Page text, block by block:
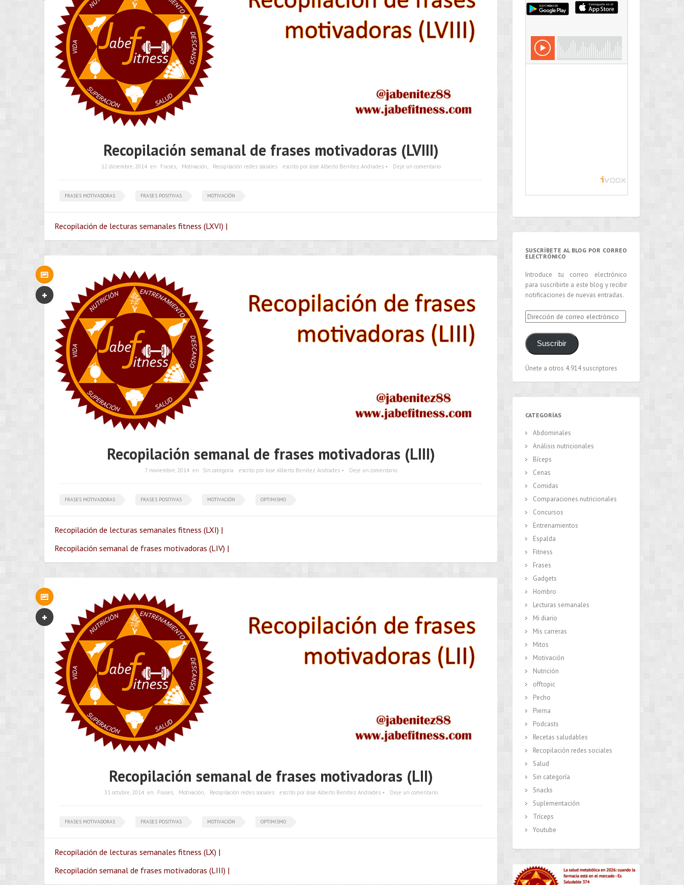
Recopilación semanal de frases motivadoras (LVIII)
12 diciembre, 2014 en Frases, Motivación, Recopilación redes sociales escrito por Jose Alberto Benítez Andrades • Deje un comentario
FRASES MOTIVADORAS FRASES POSITIVAS MOTIVACIÓN
Recopilación de lecturas semanales fitness (LXVI) |
Recopilación semanal de frases motivadoras (LIII)
7 noviembre, 2014 en Sin categoría escrito por Jose Alberto Benítez Andrades • Deje un comentario
FRASES MOTIVADORAS FRASES POSITIVAS MOTIVACIÓN OPTIMISMO
Recopilación de lecturas semanales fitness (LXI) |
Recopilación semanal de frases motivadoras (LIV) |
Recopilación semanal de frases motivadoras (LII)
31 octubre, 2014 en Frases, Motivación, Recopilación redes sociales escrito por Jose Alberto Benítez Andrades • Deje un comentario
FRASES MOTIVADORAS FRASES POSITIVAS MOTIVACIÓN OPTIMISMO
Recopilación de lecturas semanales fitness (LX) |
Recopilación semanal de frases motivadoras (LIII) |
SUSCRÍBETE AL BLOG POR CORREO
ELECTRÓNICO
Introduce tu correo electrónico
para suscribirte a este blog y recibir
notificaciones de nuevas entradas.
Dirección
de
correo
electrónico
Suscribir
Únete a otros 4.914 suscriptores
CATEGORÍAS
Abdominales
Análisis nutricionales
Bíceps
Cenas
Comidas
Comparaciones nutricionales
Concursos
Entrenamientos
Espalda
Fitness
Frases
Gadgets
Hombro
Lecturas semanales
Mi diario
Mis carreras
Mitos
Motivación
Nutrición
offtopic
Pecho
Pierna
Podcasts
Recetas saludables
Recopilación redes sociales
Salud
Sin categoría
Snacks
Suplementación
Tríceps
Youtube